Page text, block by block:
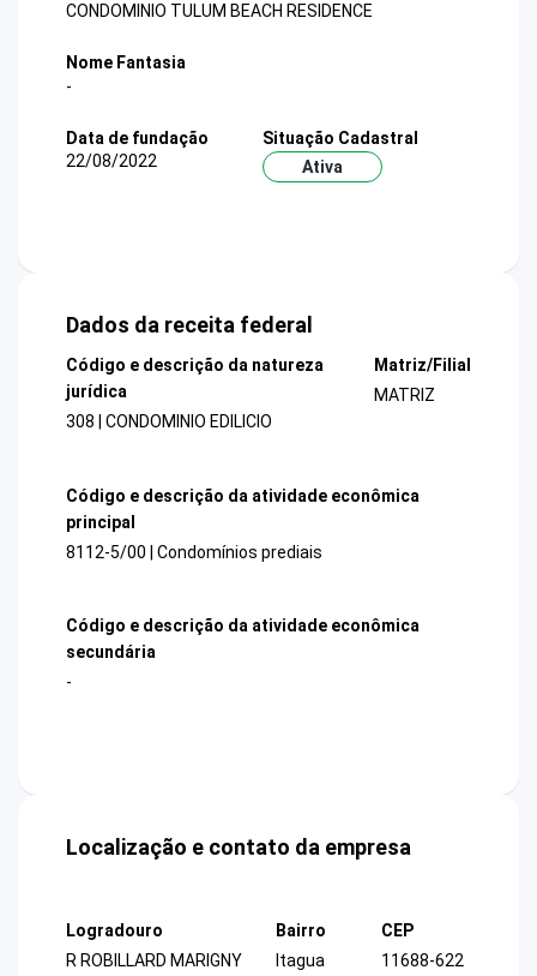
CONDOMINIO TULUM BEACH RESIDENCE
Nome Fantasia
-
Data de fundação
22/08/2022
Situação Cadastral
Ativa
Dados da receita federal
Código e descrição da natureza
jurídica
308 | CONDOMINIO EDILICIO
Matriz/Filial
MATRIZ
Código e descrição da atividade econômica
principal
8112-5/00 | Condomínios prediais
Código e descrição da atividade econômica
secundária
-
Localização e contato da empresa
Logradouro
R ROBILLARD MARIGNY
Bairro
Itagua
CEP
11688-622